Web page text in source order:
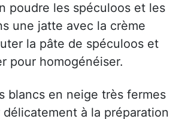
poudre les spéculoos et les
une jatte avec la crème
la pâte de spéculoos et
pour homogénéiser.
blancs en neige très fermes
à la préparation